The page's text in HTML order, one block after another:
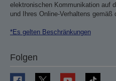
elektronischen Kommunikation auf
und Ihres Online-Verhaltens gemäß
*Es gelten Beschränkungen
Folgen